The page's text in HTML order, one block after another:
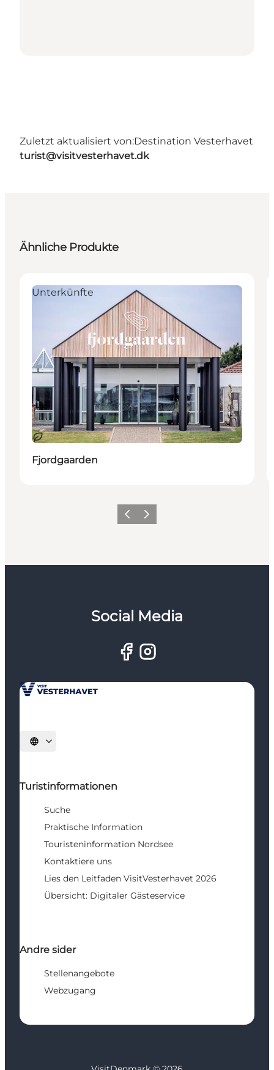
Zuletzt aktualisiert von:Destination Vesterhavet
turist@visitvesterhavet.dk
Ähnliche Produkte
Nachhaltig
Unterkünfte
Fjordgaarden
ZurückWeiter
Social Media
Sprache auswählen
Turistinformationen
Suche
Praktische Information
Touristeninformation Nordsee
Kontaktiere uns
Lies den Leitfaden VisitVesterhavet 2026
Übersicht: Digitaler Gästeservice
Andre sider
Stellenangebote
Webzugang